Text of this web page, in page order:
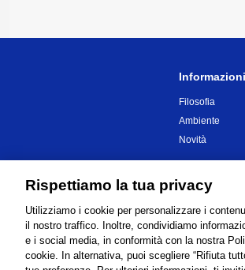
Informazioni
Filosofia
Ambiente
Novità
Global Network
Rispettiamo la tua privacy
Utilizziamo i cookie per personalizzare i
il nostro traffico. Inoltre, condividiamo
e i social media, in conformità con la nostra
cookie. In alternativa, puoi scegliere “Rifiuta